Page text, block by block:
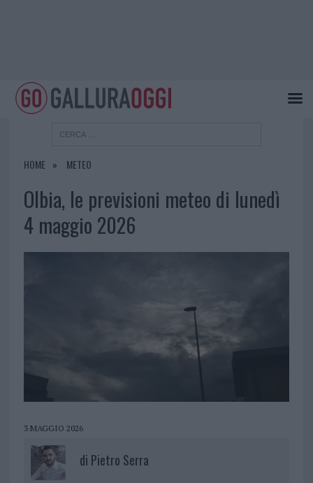
HOME METEO
Olbia, le previsioni meteo di lunedì
4 maggio 2026
3 MAGGIO 2026
di Pietro Serra